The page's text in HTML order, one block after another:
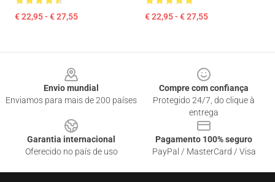
€ 22,95 - € 27,55 € 22,95 - € 27,55
Envio mundial
Enviamos para mais de 200 países
Compre com confiança
Protegido 24/7, do clique à
entrega
Garantia internacional
Oferecido no país de uso
Pagamento 100% seguro
PayPal / MasterCard / Visa